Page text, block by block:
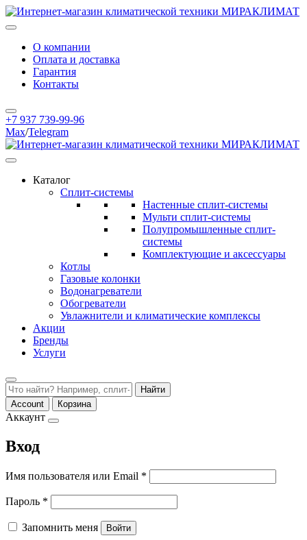
О компании
Оплата и доставка
Гарантия
Контакты
+7 937 739-99-96
Max/Telegram
Каталог
Сплит-системы
Настенные сплит-системы
Мульти сплит-системы
Полупромышленные сплит-
системы
Комплектующие и аксессуары
Котлы
Газовые колонки
Водонагреватели
Обогреватели
Увлажнители и климатические комплексы
Акции
Бренды
Услуги
Найти
Account
Корзина
Аккаунт
Вход
Имя пользователя или Email *
Пароль *
Запомнить меня Войти